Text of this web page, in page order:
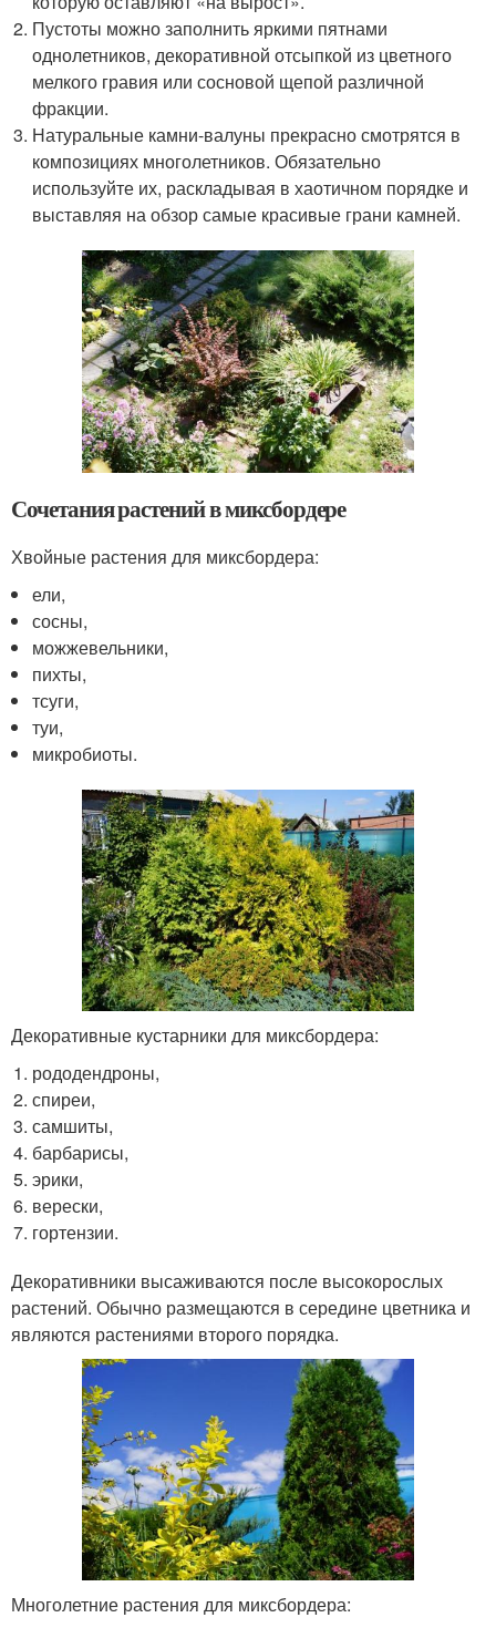
Пустоты можно заполнить яркими пятнами
однолетников, декоративной отсыпкой из цветного
мелкого гравия или сосновой щепой различной
фракции.
Натуральные камни-валуны прекрасно смотрятся в
композициях многолетников. Обязательно
используйте их, раскладывая в хаотичном порядке и
выставляя на обзор самые красивые грани камней.
Сочетания растений в миксбордере
Хвойные растения для миксбордера:
ели,
сосны,
можжевельники,
пихты,
тсуги,
туи,
микробиоты.
Декоративные кустарники для миксбордера:
рододендроны,
спиреи,
самшиты,
барбарисы,
эрики,
верески,
гортензии.
Декоративники высаживаются после высокорослых
растений. Обычно размещаются в середине цветника и
являются растениями второго порядка.
Многолетние растения для миксбордера: